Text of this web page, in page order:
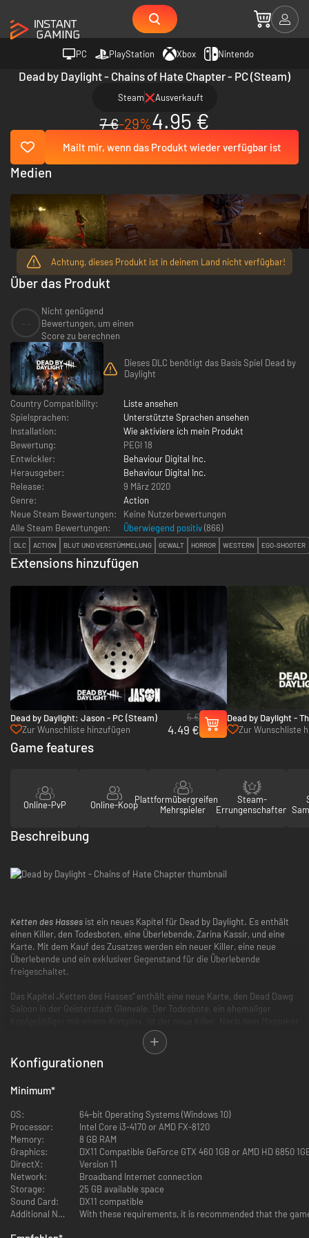
PC PlayStation Xbox Nintendo
Dead by Daylight - Chains of Hate Chapter - PC (Steam)
Steam Ausverkauft
7 €-29%4.95 €
Mailt mir, wenn das Produkt wieder verfügbar ist
Achtung, dieses Produkt ist in deinem Land nicht verfügbar!
Über das Produkt
Nicht genügend
Bewertungen, um einen
Score zu berechnen
Dieses DLC benötigt das Basis Spiel Dead by
Daylight
Country Compatibility:
Liste ansehen
Spielsprachen:
Unterstützte Sprachen ansehen
Installation:
Wie aktiviere ich mein Produkt
Bewertung:
PEGI 18
Entwickler:
Behaviour Digital Inc.
Herausgeber:
Behaviour Digital Inc.
Release:
9 März 2020
Genre:
Action
Neue Steam Bewertungen:
Keine Nutzerbewertungen
Alle Steam Bewertungen:
Überwiegend positiv(866)
DLC ACTION BLUT UND VERSTÜMMELUNG GEWALT HORROR WESTERN EGO-SHOOTER
Extensions hinzufügen
Dead by Daylight: Jason - PC (Steam)
Zur Wunschliste hinzufügen
5 €
4.49 €
Dead by Daylight -
PC (Steam)
Zur Wunschliste
Medien
Game features
Online-PvP Online-KoopPlattformübergreifender
Mehrspieler
Steam-
Errungenschaften
Beschreibung
Ketten des Hasses ist ein neues Kapitel für Dead by Daylight. Es enthält
einen Killer, den Todesboten, eine Überlebende, Zarina Kassir, und eine
Karte. Mit dem Kauf des Zusatzes werden ein neuer Killer, eine neue
Überlebende und ein exklusiver Gegenstand für die Überlebende
freigeschaltet.
Das Kapitel „Ketten des Hasses“ enthält eine neue Karte, den Dead Dawg
Saloon in der Geisterstadt Glenvale. Der Todesbote, ein ehemaliger
an jenen, die ihn in der Strafanstalt Hellshire betrogen hatten, wurde der
Todesbote ins Reich des Entitus gelockt, wo er nun seine einzigartige
Erfindung nutzt: ein Gewehr, das einen Pfeil an einer Kette abfeuert.
Damit holt er für den Entitus Überlebende heran. Die neue Überlebende
Fähigkeiten als Filmemacherin nutzt, um jenen zu helfen, die sich nicht
selbst helfen können. Als sie die Umstände rund ums „Massaker des Irren
Mick“ in der Strafanstalt Hellshire untersucht, deckt sie mehr auf, als sie
sich erhofft hatte.
Der Todesbote
Caleb Quinn ist ein brillanter und hitzköpfiger Ingenieur, der aus Rache
Konfigurationen
Minimum*
OS:
64-bit Operating Systems (Windows 10)
Processor:
Intel Core i3-4170 or AMD FX-8120
Memory:
8 GB RAM
Graphics:
DX11 Compatible GeForce GTX 460 1GB or AMD HD 6850
DirectX:
Version 11
Network:
Broadband Internet connection
Storage:
25 GB available space
Sound Card:
DX11 compatible
Additional Notes:
With these requirements, it is recommended that the